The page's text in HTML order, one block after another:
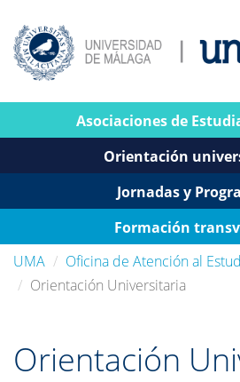
Asociaciones de
Orientación
Jornadas y
Formación
UMA
Oficina de Atención al
Orientación Universitaria
Orientación